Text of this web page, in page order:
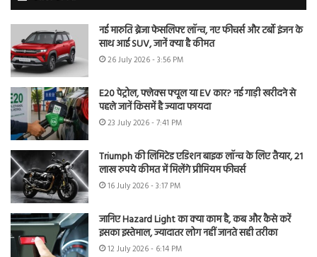
नई मारुति ब्रेजा फेसलिफ्ट लॉन्च, नए फीचर्स और टर्बो इंजन के
साथ आई SUV, जानें क्या है कीमत
26 July 2026 - 3:56 PM
E20 पेट्रोल, फ्लेक्स फ्यूल या EV कार? नई गाड़ी खरीदने से
पहले जानें किसमें है ज्यादा फायदा
23 July 2026 - 7:41 PM
Triumph की लिमिटेड एडिशन बाइक लॉन्च के लिए तैयार, 21
लाख रुपये कीमत में मिलेंगे प्रीमियम फीचर्स
16 July 2026 - 3:17 PM
जानिए Hazard Light का क्या काम है, कब और कैसे करें
इसका इस्तेमाल, ज्यादातर लोग नहीं जानते सही तरीका
12 July 2026 - 6:14 PM